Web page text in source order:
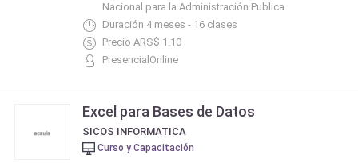
Nacional para la Administración Publica
Duración 4 meses - 16 clases
Precio ARS$ 1.10
PresencialOnline
Excel para Bases de Datos
SICOS INFORMATICA
Curso y Capacitación